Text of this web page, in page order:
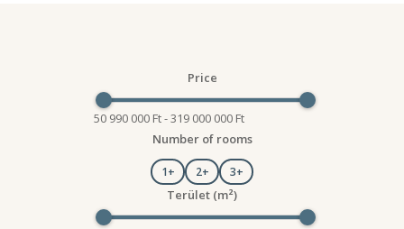
Price
50 990 000 Ft - 319 000 000 Ft
Number of rooms
1+ 2+ 3+
Terület (m²)